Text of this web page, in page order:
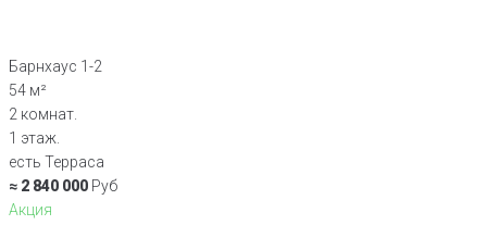
Барнхаус 1-2
54 м²
2 комнат.
1 этаж.
есть Терраса
≈ 2 840 000 Руб
Акция